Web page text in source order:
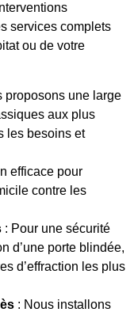
services complets
ou de votre
proposons une large
aux plus
les besoins et
efficace pour
contre les
: Pour une sécurité
d’une porte blindée,
d’effraction les plus
: Nous installons